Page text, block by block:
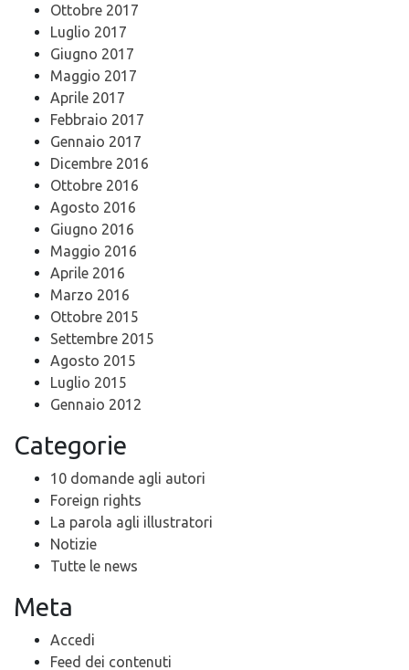
Ottobre 2017
Luglio 2017
Giugno 2017
Maggio 2017
Aprile 2017
Febbraio 2017
Gennaio 2017
Dicembre 2016
Ottobre 2016
Agosto 2016
Giugno 2016
Maggio 2016
Aprile 2016
Marzo 2016
Ottobre 2015
Settembre 2015
Agosto 2015
Luglio 2015
Gennaio 2012
Categorie
10 domande agli autori
Foreign rights
La parola agli illustratori
Notizie
Tutte le news
Meta
Accedi
Feed dei contenuti